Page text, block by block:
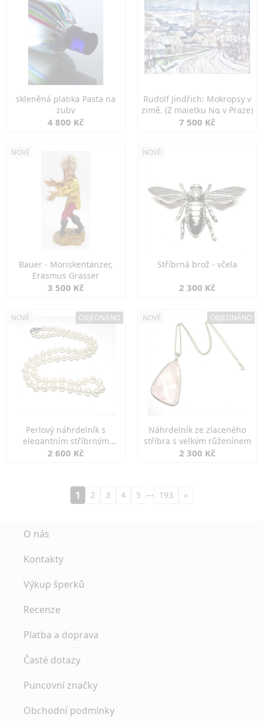
skleněná platika Pasta na
zuby
4 800 Kč
Rudolf Jindřich: Mokropsy v
zimě. (Z majetku Ng v Praze)
7 500 Kč
NOVÉ
Bauer - Moriskentänzer,
Erasmus Grasser
3 500 Kč
NOVÉ
Stříbrná brož - včela
2 300 Kč
NOVÉ OBJEDNÁNO
Perlový náhrdelník s
elegantním stříbrným
zapínáním
2 600 Kč
NOVÉ OBJEDNÁNO
Náhrdelník ze zlaceného
stříbra s velkým růženínem
2 300 Kč
1 2 3 4 5 … 193 »
O nás
Kontakty
Výkup šperků
Recenze
Platba a doprava
Časté dotazy
Puncovní značky
Obchodní podmínky